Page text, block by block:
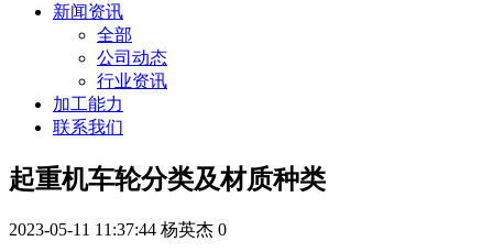
新闻资讯
全部
公司动态
行业资讯
加工能力
联系我们
起重机车轮分类及材质种类
2023-05-11 11:37:44 杨英杰 0